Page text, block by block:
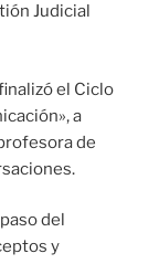
Judicial
el Ciclo
a
de
del
y